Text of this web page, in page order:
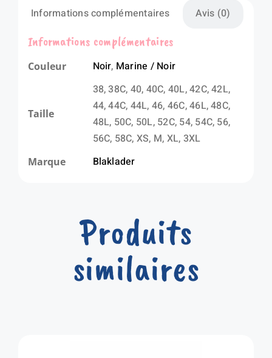
Informations complémentaires Avis (0)
Informations complémentaires
Couleur Noir, Marine / Noir
Taille
38, 38C, 40, 40C, 40L, 42C, 42L,
44, 44C, 44L, 46, 46C, 46L, 48C,
48L, 50C, 50L, 52C, 54, 54C, 56,
56C, 58C, XS, M, XL, 3XL
Marque Blaklader
Produits
similaires